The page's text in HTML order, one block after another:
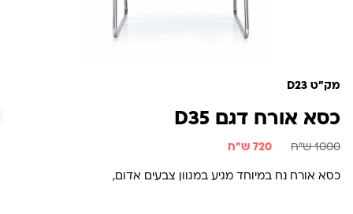
מק"ט D23
כסא אורח דגם D35
1000 ש"ח
720 ש"ח
כסא אורח נח במיוחד מגיע במגוון צבעים אדום,